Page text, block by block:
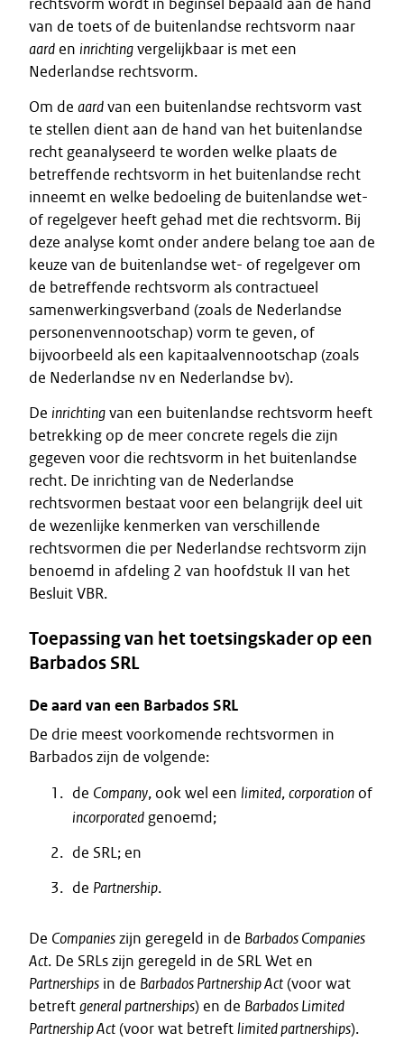
rechtsvorm wordt in beginsel bepaald aan de hand
van de toets of de buitenlandse rechtsvorm naar
aard en inrichtingvergelijkbaar is met een
Nederlandse rechtsvorm.
Om de aardvan een buitenlandse rechtsvorm vast
te stellen dient aan de hand van het buitenlandse
recht geanalyseerd te worden welke plaats de
betreffende rechtsvorm in het buitenlandse recht
inneemt en welke bedoeling de buitenlandse wet-
of regelgever heeft gehad met die rechtsvorm. Bij
deze analyse komt onder andere belang toe aan de
keuze van de buitenlandse wet- of regelgever om
de betreffende rechtsvorm als contractueel
samenwerkingsverband (zoals de Nederlandse
personenvennootschap) vorm te geven, of
bijvoorbeeld als een kapitaalvennootschap (zoals
de Nederlandse nv en Nederlandse bv).
De inrichtingvan een buitenlandse rechtsvorm heeft
betrekking op de meer concrete regels die zijn
gegeven voor die rechtsvorm in het buitenlandse
recht. De inrichting van de Nederlandse
rechtsvormen bestaat voor een belangrijk deel uit
de wezenlijke kenmerken van verschillende
rechtsvormen die per Nederlandse rechtsvorm zijn
benoemd in afdeling 2 van hoofdstuk II van het
Besluit VBR.
Toepassing van het toetsingskader op een
Barbados SRL
De aard van een Barbados SRL
De drie meest voorkomende rechtsvormen in
Barbados zijn de volgende:
de Company, ook wel een limited,corporation of
incorporated genoemd;
de SRL; en
de Partnership.
De Companieszijn geregeld in de Barbados Companies
Act. De SRLs zijn geregeld in de SRL Wet en
Partnerships in de Barbados Partnership Act(voor wat
betreftgeneral partnerships) en de Barbados Limited
Partnership Act(voor wat betreftlimited partnerships).